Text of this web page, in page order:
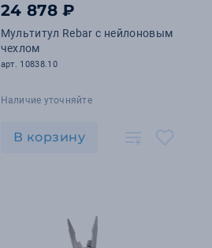
24 878 ₽
Мультитул Rebar с нейлоновым
чехлом
арт. 10838.10
Наличие уточняйте
В корзину